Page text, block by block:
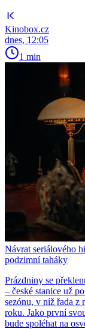
Kinobox.cz
dnes, 12:05
1 min
Návrat seriálového
podzimní taháky
Prázdniny se
– české stanice už
sezónu, v níž řada z
roku. Jako první
bude spoléhat na